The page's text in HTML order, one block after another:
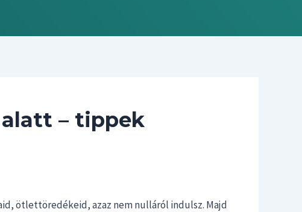
– tippek
ötlettöredékeid, azaz nem nulláról indulsz. Majd